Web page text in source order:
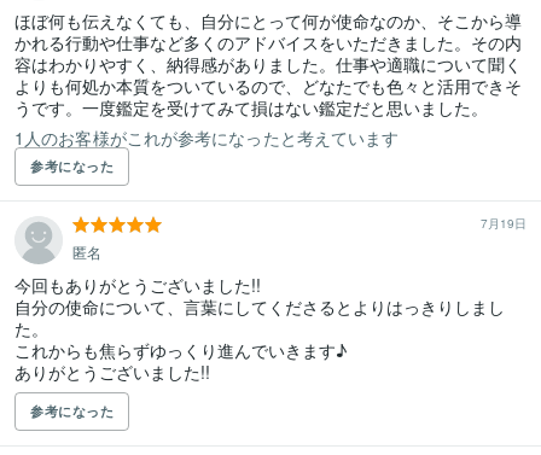
ほぼ何も伝えなくても、自分にとって何が使命なのか、そこから導
かれる行動や仕事など多くのアドバイスをいただきました。その内
容はわかりやすく、納得感がありました。仕事や適職について聞く
よりも何処か本質をついているので、どなたでも色々と活用できそ
うです。一度鑑定を受けてみて損はない鑑定だと思いました。
1人のお客様がこれが参考になったと考えています
参考になった
7月19日
匿名
今回もありがとうございました!!
自分の使命について、言葉にしてくださるとよりはっきりしまし
た。
これからも焦らずゆっくり進んでいきます♪
ありがとうございました!!
参考になった